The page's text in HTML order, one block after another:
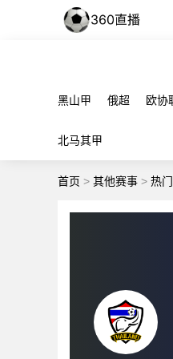
黑山甲 俄超 欧协
北马其甲
首页 > 其他赛事 > 热